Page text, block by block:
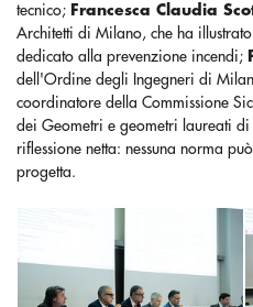
tecnico; Francesca Claudia
Architetti di Milano, che ha
dedicato alla prevenzione incendi;
dell'Ordine degli Ingegneri di
coordinatore della Commissione
dei Geometri e geometri laureati di
riflessione netta: nessuna norma
progetta.